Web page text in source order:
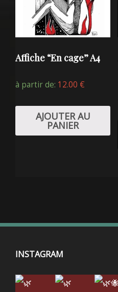
Affiche “En cage” A4
à partir de: 12.00 €
AJOUTER AU
PANIER
INSTAGRAM